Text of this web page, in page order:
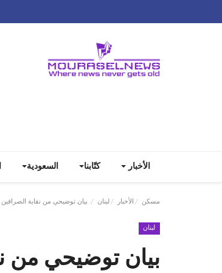
الأخبار كتّابنا السعودية
مسكن الأخبار لبنان بيان توضيحي من نقابة الصرافين حول
لبنان
بيان توضيحي من